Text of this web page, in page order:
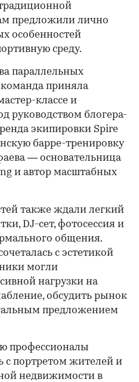
предложили лично
особенностей
среду.
параллельных
приняла
классе и
руководством блогера-
экипировки Spire
барре-тренировку
— основательница
и автор масштабных
также ждали легкий
DJ-сет, фотосессия и
общения.
с эстетикой
могли
нагрузки на
обсудить рынок
предложением
профессионалы
с портретом жителей и
недвижимости в